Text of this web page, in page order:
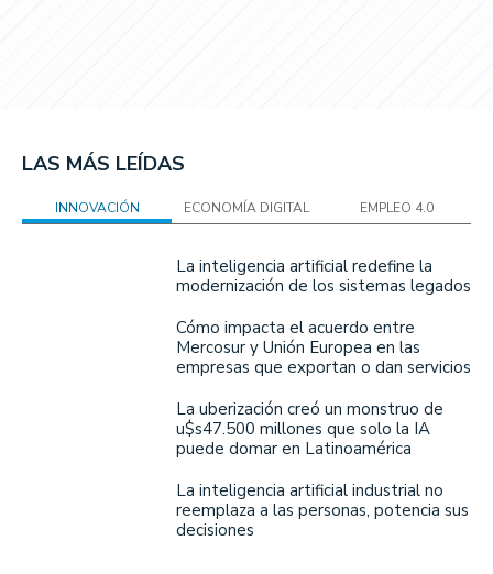
LAS MÁS LEÍDAS
INNOVACIÓN ECONOMÍA DIGITAL EMPLEO 4.0
La inteligencia artificial redefine la
modernización de los sistemas legados
Cómo impacta el acuerdo entre
Mercosur y Unión Europea en las
empresas que exportan o dan servicios
La uberización creó un monstruo de
u$s47.500 millones que solo la IA
puede domar en Latinoamérica
La inteligencia artificial industrial no
reemplaza a las personas, potencia sus
decisiones